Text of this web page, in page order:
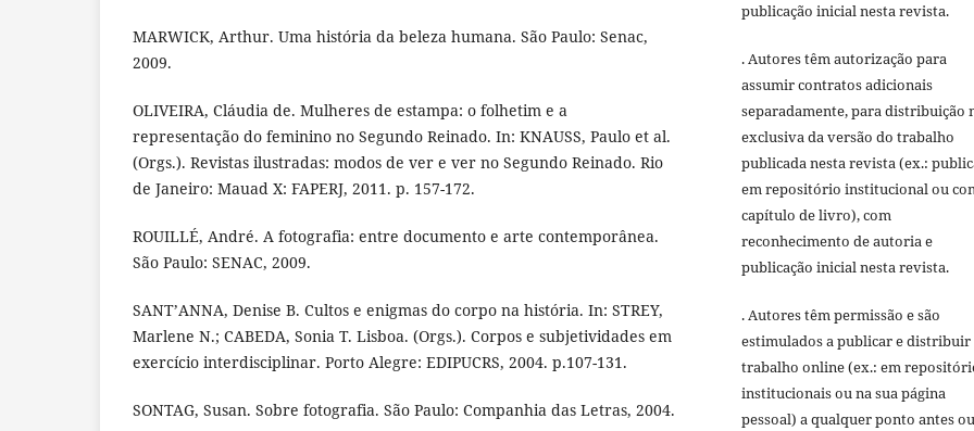
MARWICK, Arthur. Uma história da beleza humana. São Paulo: Senac,
2009.
OLIVEIRA, Cláudia de. Mulheres de estampa: o folhetim e a
representação do feminino no Segundo Reinado. In: KNAUSS, Paulo et al.
(Orgs.). Revistas ilustradas: modos de ver e ver no Segundo Reinado. Rio
de Janeiro: Mauad X: FAPERJ, 2011. p. 157-172.
ROUILLÉ, André. A fotografia: entre documento e arte contemporânea.
São Paulo: SENAC, 2009.
SANT’ANNA, Denise B. Cultos e enigmas do corpo na história. In: STREY,
Marlene N.; CABEDA, Sonia T. Lisboa. (Orgs.). Corpos e subjetividades em
exercício interdisciplinar. Porto Alegre: EDIPUCRS, 2004. p.107-131.
SONTAG, Susan. Sobre fotografia. São Paulo: Companhia das Letras, 2004.
publicação inicial nesta revista.
. Autores têm autorização para
assumir contratos adicionais
separadamente, para distribuição
exclusiva da versão do trabalho
publicada nesta revista (ex.:
em repositório institucional ou
capítulo de livro), com
reconhecimento de autoria e
publicação inicial nesta revista.
. Autores têm permissão e são
estimulados a publicar e distribuir
trabalho online (ex.: em
institucionais ou na sua página
pessoal) a qualquer ponto antes ou